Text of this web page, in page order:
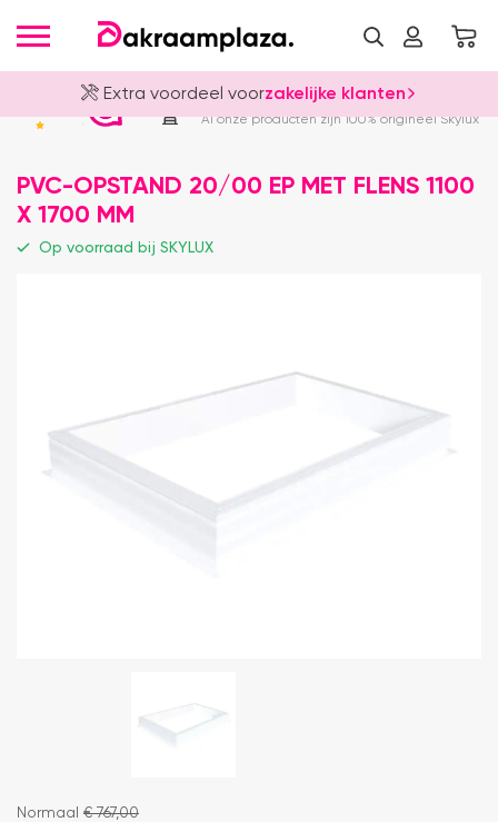
Extra voordeel voorzakelijke klanten
Officieel Skylux Dealer
Al onze producten zijn 100% origineel Skylux
PVC-OPSTAND 20/00 EP MET FLENS 1100
X 1700 MM
Op voorraad bij SKYLUX
Normaal €767,00